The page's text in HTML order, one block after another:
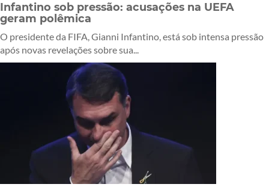
Infantino sob pressão: acusações na UEFA
geram polêmica
O presidente da FIFA, Gianni Infantino, está sob intensa pressão
após novas revelações sobre sua...